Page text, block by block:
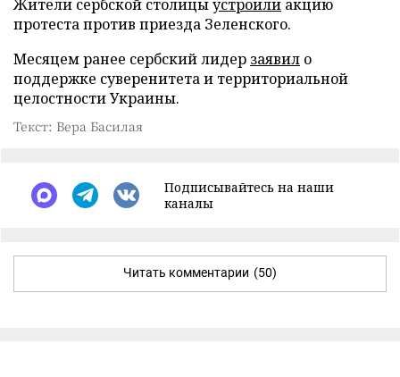
Жители сербской столицыустроили акцию
протеста против приезда Зеленского.
Месяцем ранее сербский лидер заявил о
поддержке суверенитета и территориальной
целостности Украины.
Текст: Вера Басилая
Подписывайтесь на наши
каналы
Читать комментарии (50)